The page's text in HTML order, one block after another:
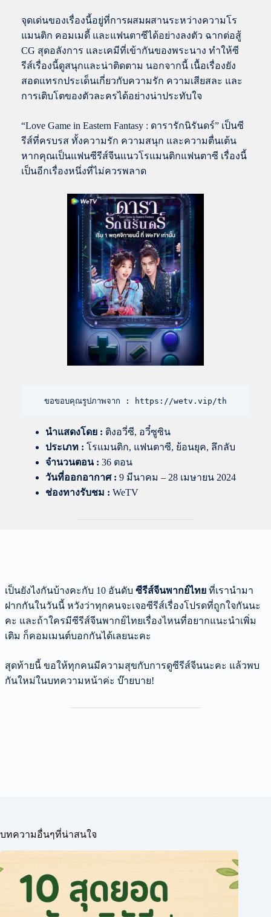
จุดเด่นของเรื่องนี้อยู่ที่การผสมผสานระหว่างความโร
แมนติก คอมเมดี้ และแฟนตาซีได้อย่างลงตัว ฉากต่อสู้
CG สุดอลังการ และเคมีที่เข้ากันของพระนาง ทำให้ซี
รีส์เรื่องนี้ดูสนุกและน่าติดตาม นอกจากนี้ เนื้อเรื่องยัง
สอดแทรกประเด็นเกี่ยวกับความรัก ความเสียสละ และ
การเติบโตของตัวละครได้อย่างน่าประทับใจ
“Love Game in Eastern Fantasy : ดารารักนิรันดร์” เป็นซี
รีส์ที่ครบรส ทั้งความรัก ความสนุก และความตื่นเต้น
หากคุณเป็นแฟนซีรีส์จีนแนวโรแมนติกแฟนตาซี เรื่องนี้
เป็นอีกเรื่องหนึ่งที่ไม่ควรพลาด
ขอขอบคุณรูปภาพจาก : https://wetv.vip/th
นำแสดงโดย : ติงอวี่ซี, อวี๋ซูซิน
ประเภท : โรแมนติก, แฟนตาซี, ย้อนยุค, ลึกลับ
จำนวนตอน : 36 ตอน
วันที่ออกอากาศ : 9 มีนาคม – 28 เมษายน 2024
ช่องทางรับชม : WeTV
เป็นยังไงกันบ้างคะกับ 10 อันดับ ซีรีส์จีนพากย์ไทย ที่เรานำมา
ฝากกันในวันนี้ หวังว่าทุกคนจะเจอซีรีส์เรื่องโปรดที่ถูกใจกันนะ
คะ และถ้าใครมีซีรีส์จีนพากย์ไทยเรื่องไหนที่อยากแนะนำเพิ่ม
เติม ก็คอมเมนต์บอกกันได้เลยนะคะ
สุดท้ายนี้ ขอให้ทุกคนมีความสุขกับการดูซีรีส์จีนนะคะ แล้วพบ
กันใหม่ในบทความหน้าค่ะ บ๊ายบาย!
บทความอื่นๆที่น่าสนใจ